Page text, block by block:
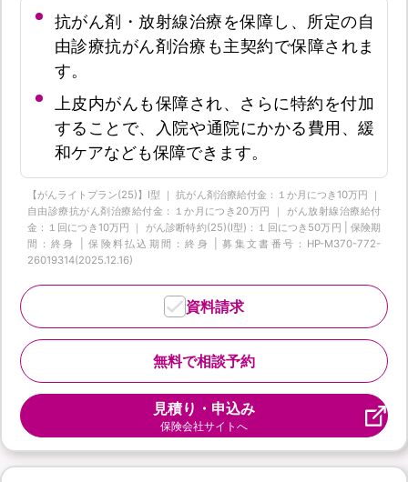
抗がん剤・放射線治療を保障し、所定の自
由診療抗がん剤治療も主契約で保障されま
す。
上皮内がんも保障され、さらに特約を付加
することで、入院や通院にかかる費用、緩
和ケアなども保障できます。
【がんライトプラン(25)】I型 ｜ 抗がん剤治療給付金：１か月につき10万円 ｜
自由診療抗がん剤治療給付金：１か月につき20万円 ｜ がん放射線治療給付
金：１回につき10万円 ｜ がん診断特約(25)(Ⅰ型)：１回につき50万円 | 保険期
間：終身 | 保険料払込期間：終身 | 募集文書番号：HP-M370-772-
26019314(2025.12.16)
無料で相談予約
資料請求
見積り・申込み
保険会社サイトへ